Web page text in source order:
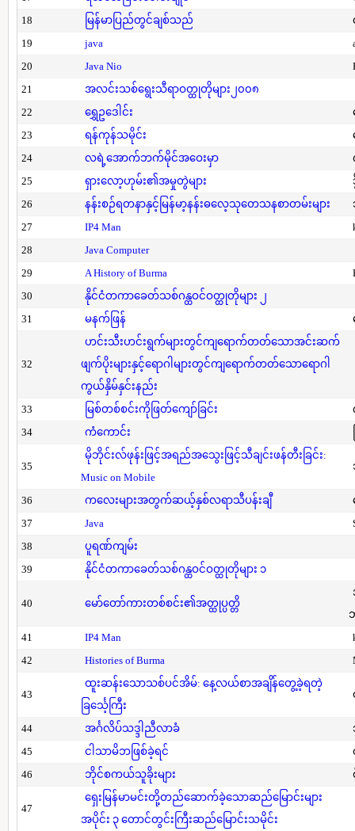
18
မြန်မာပြည်တွင်ချစ်သည်
19
java
20
Java Nio
21
အလင်းသစ်ရွေးသီရာဝတ္ထုတိုများ၂၀၀၈
22
ရွှေဥဒေါင်း
23
ရန်ကုန်သမိုင်း
24
လရဲ့အောက်ဘက်မိုင်အဝေးမှာ
25
ရှားလော့ဟုမ်း၏အမှုတွဲများ
26
နန်းစဉ်ရတနာနှင့်မြန်မာ့နန်းဓလေ့သုတေသနစာတမ်းများ
27
IP4 Man
28
Java Computer
29
A History of Burma
30
နိုင်ငံတကာခေတ်သစ်ဂန္ထဝင်ဝတ္ထုတိုများ ၂
31
မနက်ဖြန်
32
ဟင်းသီးဟင်းရွက်များတွင်ကျရောက်တတ်သောအင်းဆက်
ဖျက်ပိုးများနှင့်ရောဂါများတွင်ကျရောက်တတ်သောရောဂါ
ကွယ်နှိမ်နှင်းနည်း
33
မြစ်တစ်စင်းကိုဖြတ်ကျော်ခြင်း
34
ကံကောင်း
35
မိုဘိုင်းလ်ဖုန်းဖြင့်အရည်အသွေးဖြင့်သီချင်းဖန်တီးခြင်း:
Music on Mobile
36 ကလေးများအတွက်ဆယ့်နှစ်လရာသီပန်းချီ
37
Java
38
ပူရဏ်ကျမ်း
39
နိုင်ငံတကာခေတ်သစ်ဂန္ထဝင်ဝတ္ထုတိုများ ၁
40 မော်တော်ကားတစ်စင်း၏အတ္ထုပ္ပတ္တိ
41
IP4 Man
42
Histories of Burma
43
ထူးဆန်းသောသစ်ပင်အိမ်: နေ့လယ်စာအချိန်တွေ့ခဲ့ရတဲ့
ခြင်္သေ့ကြီး
44 အင်္ဂလိပ်သဒ္ဒါညီလာခံ
45
ငါသာမိဘဖြစ်ခဲ့ရင်
46
ဘိုင်စကယ်သူခိုးများ
47
ရှေးမြန်မာမင်းတို့တည်ဆောက်ခဲ့သောဆည်မြောင်းများ
အပိုင်း ၃ တောင်တွင်းကြီးဆည်မြောင်းသမိုင်း